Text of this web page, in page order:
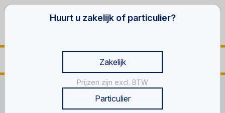
Werken op hoogte Trax hoogwerkers
Huurt u zakelijk of particulier?
Zakelijk
Prijzen zijn excl. BTW
Particulier